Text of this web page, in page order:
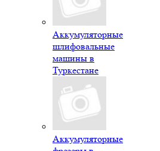
Аккумуляторные
шлифовальные
машины в
Туркестане
Аккумуляторные